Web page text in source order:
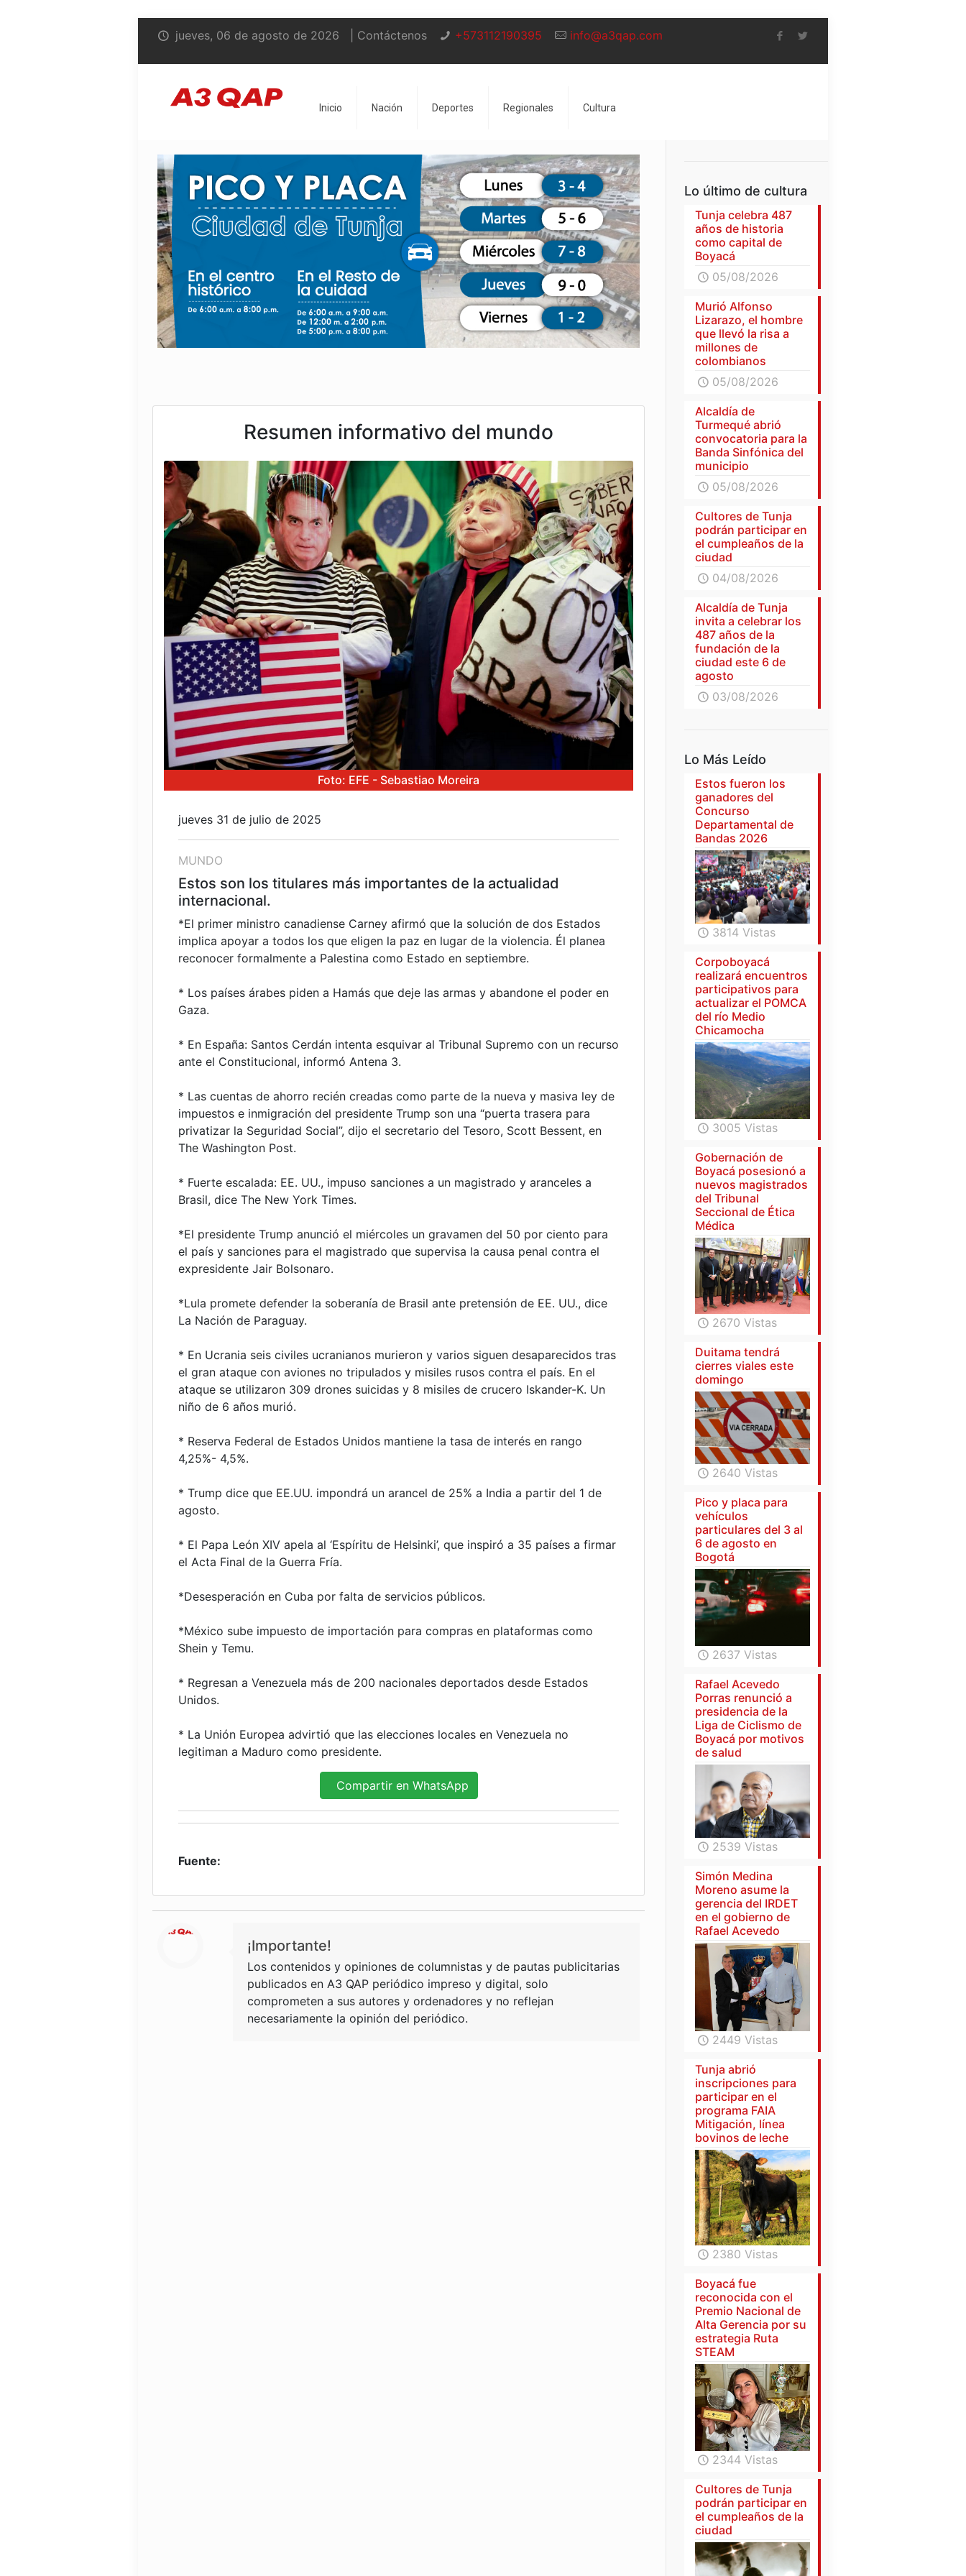
jueves, 06 de agosto de 2026 | Contáctenos +573112190395 info@a3qap.com
Inicio Nación Deportes Regionales Cultura
Resumen informativo del mundo
Foto: EFE - Sebastiao Moreira
jueves 31 de julio de 2025
MUNDO
Estos son los titulares más importantes de la actualidad
internacional.
*El primer ministro canadiense Carney afirmó que la solución de dos Estados
implica apoyar a todos los que eligen la paz en lugar de la violencia. Él planea
reconocer formalmente a Palestina como Estado en septiembre.
* Los países árabes piden a Hamás que deje las armas y abandone el poder en
Gaza.
* En España: Santos Cerdán intenta esquivar al Tribunal Supremo con un recurso
ante el Constitucional, informó Antena 3.
* Las cuentas de ahorro recién creadas como parte de la nueva y masiva ley de
impuestos e inmigración del presidente Trump son una “puerta trasera para
privatizar la Seguridad Social”, dijo el secretario del Tesoro, Scott Bessent, en
The Washington Post.
* Fuerte escalada: EE. UU., impuso sanciones a un magistrado y aranceles a
Brasil, dice The New York Times.
*El presidente Trump anunció el miércoles un gravamen del 50 por ciento para
el país y sanciones para el magistrado que supervisa la causa penal contra el
expresidente Jair Bolsonaro.
*Lula promete defender la soberanía de Brasil ante pretensión de EE. UU., dice
La Nación de Paraguay.
* En Ucrania seis civiles ucranianos murieron y varios siguen desaparecidos tras
el gran ataque con aviones no tripulados y misiles rusos contra el país. En el
ataque se utilizaron 309 drones suicidas y 8 misiles de crucero Iskander-K. Un
niño de 6 años murió.
* Reserva Federal de Estados Unidos mantiene la tasa de interés en rango
4,25%- 4,5%.
* Trump dice que EE.UU. impondrá un arancel de 25% a India a partir del 1 de
agosto.
* El Papa León XIV apela al ‘Espíritu de Helsinki’, que inspiró a 35 países a firmar
el Acta Final de la Guerra Fría.
*Desesperación en Cuba por falta de servicios públicos.
*México sube impuesto de importación para compras en plataformas como
Shein y Temu.
* Regresan a Venezuela más de 200 nacionales deportados desde Estados
Unidos.
* La Unión Europea advirtió que las elecciones locales en Venezuela no
legitiman a Maduro como presidente.
Compartir en WhatsApp
Fuente:
¡Importante!
Los contenidos y opiniones de columnistas y de pautas publicitarias
publicados en A3 QAP periódico impreso y digital, solo
comprometen a sus autores y ordenadores y no reflejan
necesariamente la opinión del periódico.
Lo último de cultura
Tunja celebra 487
años de historia
como capital de
Boyacá
05/08/2026
Murió Alfonso
Lizarazo, el hombre
que llevó la risa a
millones de
colombianos
05/08/2026
Alcaldía de
Turmequé abrió
convocatoria para la
Banda Sinfónica del
municipio
05/08/2026
Cultores de Tunja
podrán participar en
el cumpleaños de la
ciudad
04/08/2026
Alcaldía de Tunja
invita a celebrar los
487 años de la
fundación de la
ciudad este 6 de
agosto
03/08/2026
Lo Más Leído
Estos fueron los
ganadores del
Concurso
Departamental de
Bandas 2026
3814 Vistas
Corpoboyacá
realizará encuentros
participativos para
actualizar el POMCA
del río Medio
Chicamocha
3005 Vistas
Gobernación de
Boyacá posesionó a
nuevos magistrados
del Tribunal
Seccional de Ética
Médica
2670 Vistas
Duitama tendrá
cierres viales este
domingo
2640 Vistas
Pico y placa para
vehículos
particulares del 3 al
6 de agosto en
Bogotá
2637 Vistas
Rafael Acevedo
Porras renunció a
presidencia de la
Liga de Ciclismo de
Boyacá por motivos
de salud
2539 Vistas
Simón Medina
Moreno asume la
gerencia del IRDET
en el gobierno de
Rafael Acevedo
2449 Vistas
Tunja abrió
inscripciones para
participar en el
programa FAIA
Mitigación, línea
bovinos de leche
2380 Vistas
Boyacá fue
reconocida con el
Premio Nacional de
Alta Gerencia por su
estrategia Ruta
STEAM
2344 Vistas
Cultores de Tunja
podrán participar en
el cumpleaños de la
ciudad